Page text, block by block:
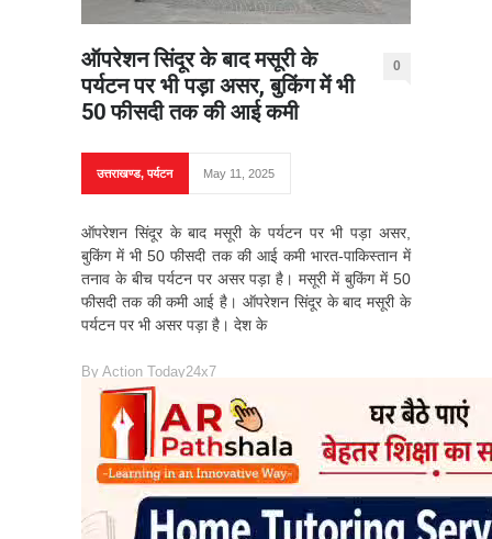
ऑपरेशन सिंदूर के बाद मसूरी के
पर्यटन पर भी पड़ा असर, बुकिंग में भी
50 फीसदी तक की आई कमी
0
उत्तराखण्ड,पर्यटन May 11, 2025
ऑपरेशन सिंदूर के बाद मसूरी के पर्यटन पर भी पड़ा असर,
बुकिंग में भी 50 फीसदी तक की आई कमी भारत-पाकिस्तान में
तनाव के बीच पर्यटन पर असर पड़ा है। मसूरी में बुकिंग में 50
फीसदी तक की कमी आई है। ऑपरेशन सिंदूर के बाद मसूरी के
पर्यटन पर भी असर पड़ा है। देश के
By Action Today24x7
READ MORE